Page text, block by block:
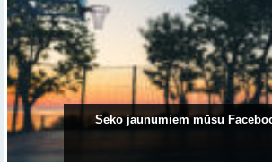
Sporta vakari kļūst par daļu no Valmieras
Seko jaunumiem mūsu